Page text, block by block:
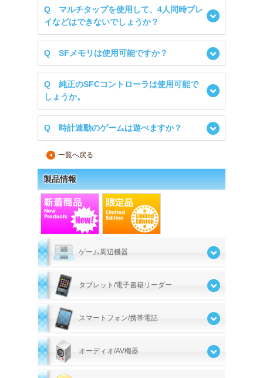
Q マルチタップを使用して、4人同時プレ
イなどはできないでしょうか？
Q SFメモリは使用可能ですか？
Q 純正のSFCコントローラは使用可能で
しょうか。
Q 時計連動のゲームは遊べますか？
▲ 一覧へ戻る
製品情報
ゲーム周辺機器
タブレット/電子書籍リーダー
スマートフォン/携帯電話
オーディオ/AV機器